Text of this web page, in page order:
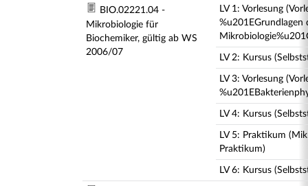
BIO.02221.04 -
Mikrobiologie für
Biochemiker, gültig ab WS
2006/07
LV 1: Vorlesung
%u201EGrundlagen
LV 2: Kursus
LV 3: Vorlesung
LV 4: Kursus
LV 5: Praktikum
Praktikum)
LV 6: Kursus